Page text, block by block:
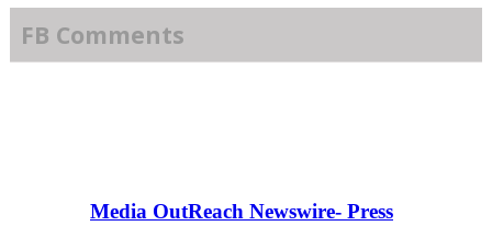
FB Comments